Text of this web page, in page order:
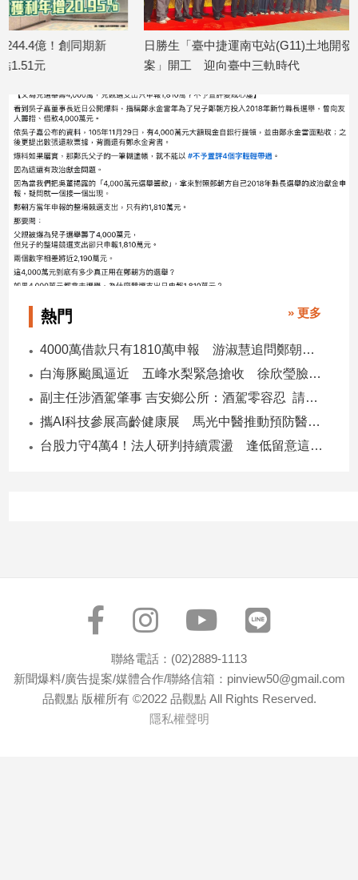
推
薦
科
技/
戲
運
動
寵
物
Pet
影
音
專
區
合
作
媒
日勝生「臺中捷運南屯站(G11)土地開發
案」開工 迎向臺中三軌時代
金研院、集保、
TISA金融教育 將
熱門 » 更多
4000萬借款只有1810萬申報 游淑慧追問鄭朝方：2190萬差額去哪了
白海豚颱風逼近 五峰水梨緊急搶收 徐欣瑩臉書急呼「搶救五峰水梨」
副主任涉酒駕肇事 吉安鄉公所：酒駕零容忍 請辭獲准
攜AI科技參展高齡健康展 馬光中醫推動預防醫學迎接長壽新經濟
台股力守4萬4！法人研判持續震盪 逢低留意這些族群
聯絡電話：(02)2889-1113
新聞爆料/廣告提案/媒體合作/聯絡信箱：pinview50@gmail.com
品觀點 版權所有 ©2022 品觀點 All Rights Reserved.
隱私權聲明